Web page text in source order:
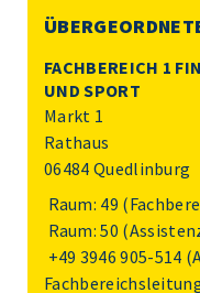
FACHBEREICH 1
UND SPORT
Markt 1
Rathaus
06484 Quedlinburg
Raum: 49
Raum: 50
+49 3946 905-514